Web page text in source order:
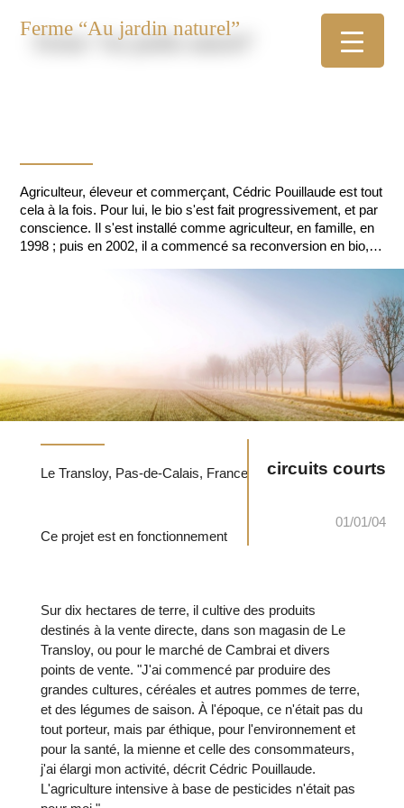
Ferme “Au jardin naturel”
Agriculteur, éleveur et commerçant, Cédric Pouillaude est tout
cela à la fois. Pour lui, le bio s'est fait progressivement, et par
conscience. Il s'est installé comme agriculteur, en famille, en
1998 ; puis en 2002, il a commencé sa reconversion en bio,
01/01/04
circuits courts
Le Transloy, Pas-de-Calais, France
Ce projet est en fonctionnement
Sur dix hectares de terre, il cultive des produits
destinés à la vente directe, dans son magasin de Le
Transloy, ou pour le marché de Cambrai et divers
points de vente. "J'ai commencé par produire des
grandes cultures, céréales et autres pommes de terre,
et des légumes de saison. À l'époque, ce n'était pas du
tout porteur, mais par éthique, pour l'environnement et
pour la santé, la mienne et celle des consommateurs,
j'ai élargi mon activité, décrit Cédric Pouillaude.
L'agriculture intensive à base de pesticides n'était pas